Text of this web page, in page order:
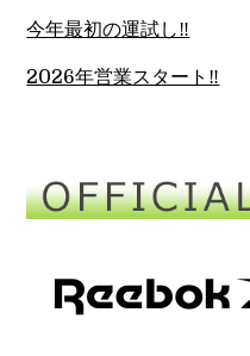
今年最初の運試し‼︎
2026年営業スタート‼︎